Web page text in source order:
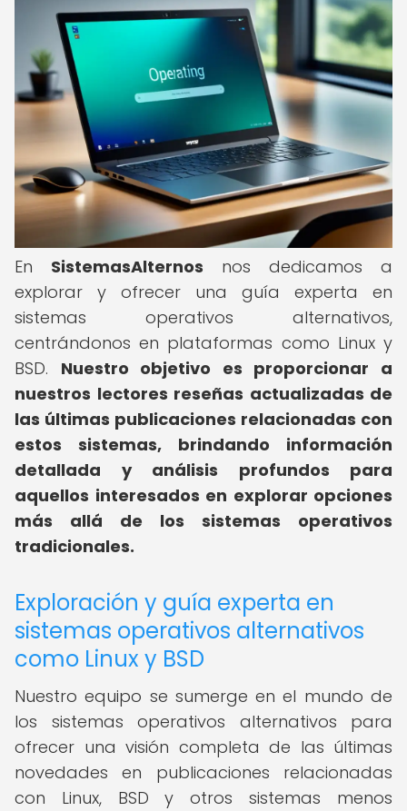
En SistemasAlternos nos dedicamos a
explorar y ofrecer una guía experta en
sistemas operativos alternativos,
centrándonos en plataformas como Linux y
BSD. Nuestro objetivo es proporcionar a
nuestros lectores reseñas actualizadas de
las últimas publicaciones relacionadas con
estos sistemas, brindando información
detallada y análisis profundos para
aquellos interesados en explorar opciones
más allá de los sistemas operativos
tradicionales.
Exploración y guía experta en
sistemas operativos alternativos
como Linux y BSD
Nuestro equipo se sumerge en el mundo de
los sistemas operativos alternativos para
ofrecer una visión completa de las últimas
novedades en publicaciones relacionadas
con Linux, BSD y otros sistemas menos